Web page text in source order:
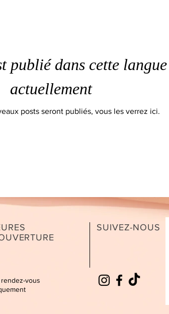
publié dans cette langue
actuellement
posts seront publiés, vous les verrez ici.
vous
SUIVEZ-NOUS